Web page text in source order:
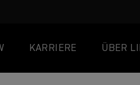
KARRIERE ÜBER